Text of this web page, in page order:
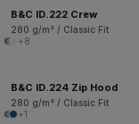
B&C ID.222 Crew
280 g/m² / Classic Fit
+8
B&C ID.224 Zip Hood
280 g/m² / Classic Fit
+1